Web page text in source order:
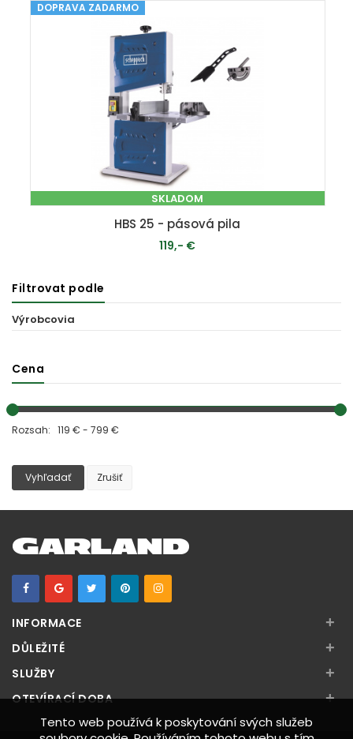
MOMENTÁLNE VYPREDANÉ
DOPRAVA ZADARMO
SKLADOM
HBS 25 - pásová pila
119,- €
Filtrovat podle
Výrobcovia
Cena
Rozsah: 119 € - 799 €
Vyhľadať Zrušiť
INFORMACE +
DŮLEŽITÉ +
SLUŽBY +
OTEVÍRACÍ DOBA +
Tento web používá k poskytování svých služeb